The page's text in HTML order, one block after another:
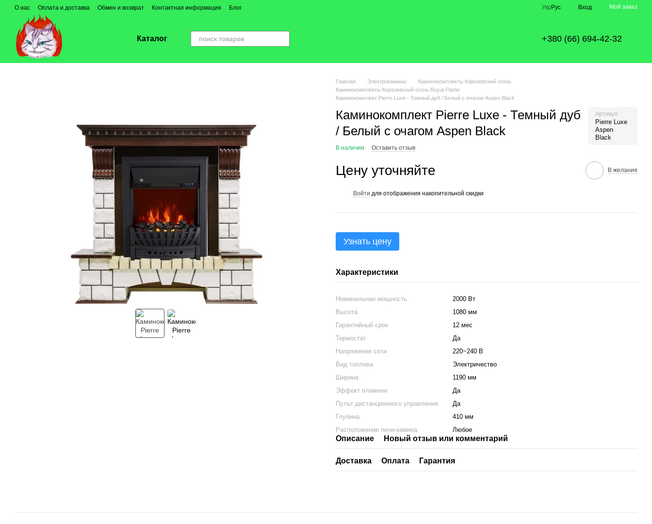
Перейти к основному контенту
О нас Оплата и доставка Обмен и возврат Контактная информация Блог Укр Рус Вход Мой заказ
Каталог +380 (66) 694-42-32
Главная Электрокамины
Каминокомплекты Королевский огонь
Каминокомплекты Королевский огонь Royal Flame
Каминокомплект Pierre Luxe - Темный дуб / Белый с очагом Aspen Black
Каминокомплект Pierre Luxe - Темный дуб
/ Белый с очагом Aspen Black
Артикул
Pierre Luxe
Aspen
Black
В наличии Оставить отзыв
Цену уточняйте В желания
Войти для отображения накопительной скидки
Узнать цену
Характеристики
Номинальная мощность
2000 Вт
Высота
1080 мм
Гарантийный срок
12 мес
Термостат
Да
Напряжение сети
220~240 В
Вид топлива
Электричество
Ширина
1190 мм
Эффект пламени
Да
Пульт дистанционного управления
Да
Глубина
410 мм
Расположение печи-камина
Любое
Описание Новый отзыв или комментарий
Доставка Оплата Гарантия